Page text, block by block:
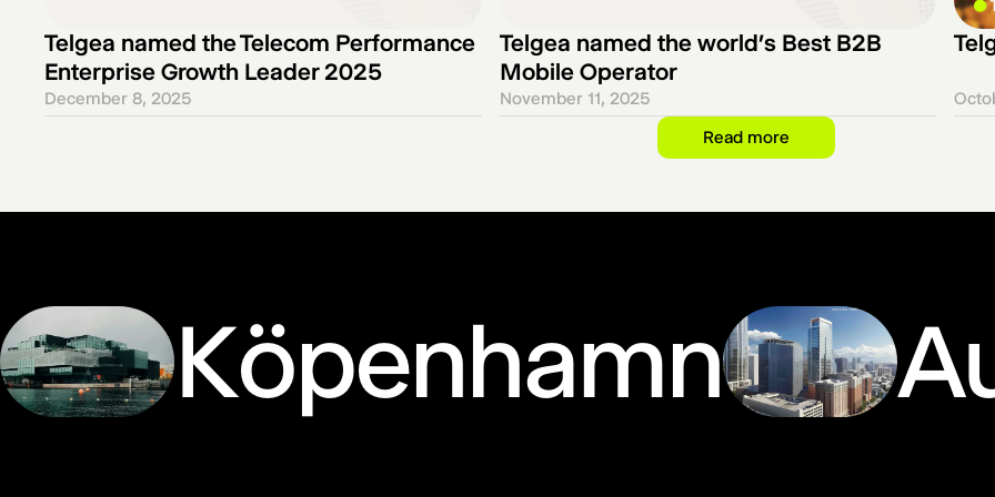
Telgea named the Telecom Performance
Enterprise Growth Leader 2025
December 8, 2025
Telgea named the world’s Best B2B
Mobile Operator
November 11, 2025
Read more
Köpenhamn